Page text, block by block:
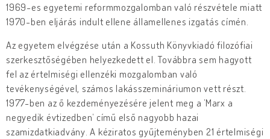
1969-es egyetemi reformmozgalomban való részvétele miatt
1970-ben eljárás indult ellene államellenes izgatás címén.
Az egyetem elvégzése után a Kossuth Könyvkiadó filozófiai
szerkesztőségében helyezkedett el. Továbbra sem hagyott
fel az értelmiségi ellenzéki mozgalomban való
tevékenységével, számos lakásszemináriumon vett részt.
1977-ben az ő kezdeményezésére jelent meg a ’Marx a
negyedik évtizedben’ című első nagyobb hazai
szamizdatkiadvány. A kéziratos gyűjteményben 21 értelmiségi